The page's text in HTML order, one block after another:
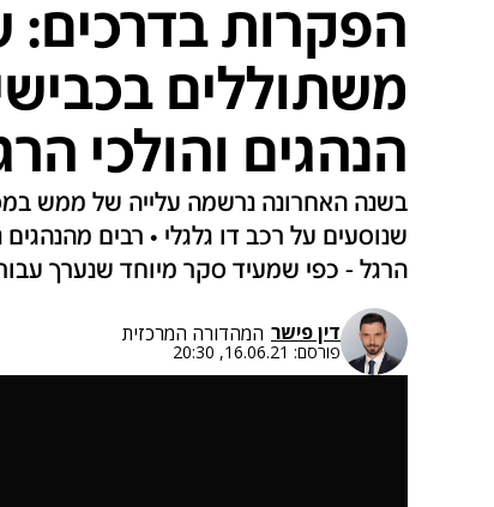
הפקרות בדרכים:
משתוללים
הנהגים והולכי
בשנה האחרונה נרשמה עלייה של ממש
שנוסעים על רכב דו גלגלי • רבים
הרגל - כפי שמעיד סקר מיוחד שנערך עבור חדשות 12 • כך זה
דין פישר המהדורה המרכזית
פורסם: 16.06.21, 20:30